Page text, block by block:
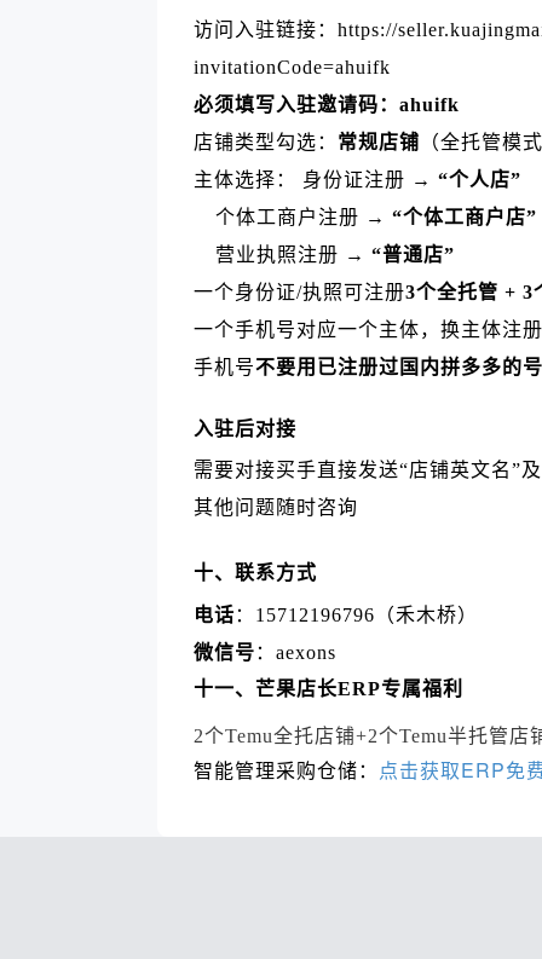
访问入驻链接：https://
invitationCode=ahuifk
必须填写入驻邀请码：ahuifk
店铺类型勾选： 常规店铺 （全托管模
主体选择： 身份证注册 → “个人店”
个体工商户注册 → “个体工商户店”
营业执照注册 → “普通店”
一个身份证/执照可注册3个全托管 + 3
一个手机号对应一个主体，换主体注
手机号不要用已注册过国内拼多多的
入驻后对接
需要对接买手直接发送“店铺英文名”
其他问题随时咨询
十、联系方式
电话 ：15712196796（禾木桥）
微信号 ：aexons
十一、芒果店长ERP专属福利
2个Temu全托店铺+2个Temu半托管店
智能管理采购仓储：
点击获取ERP免